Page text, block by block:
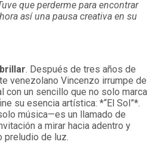
que perderme para encontrar
así una pausa creativa en su
. Después de tres años de
venezolano Vincenzo irrumpe de
con un sencillo que no solo marca
su esencia artística: *“El Sol”*.
música—es un llamado de
a mirar hacia adentro y
preludio de luz.